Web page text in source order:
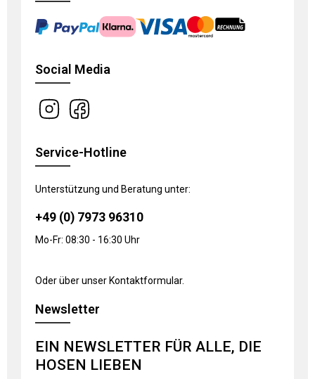
Social Media
Service-Hotline
Unterstützung und Beratung unter:
+49 (0) 7973 96310
Mo-Fr: 08:30 - 16:30 Uhr
Oder über unser Kontaktformular.
Newsletter
EIN NEWSLETTER FÜR ALLE, DIE
HOSEN LIEBEN